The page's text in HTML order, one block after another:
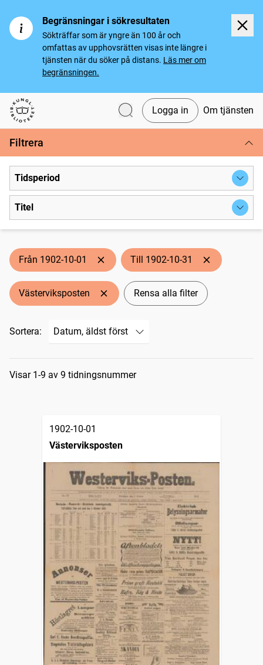
Begränsningar i sökresultaten
Sökträffar som är yngre än 100 år och
omfattas av upphovsrätten visas inte längre i
tjänsten när du söker på distans. Läs mer om
begränsningen.
Svenska tidningar
Logga in Om tjänsten
Filtrera
Tidsperiod
Titel
Från 1902-10-01 Till 1902-10-31
Västerviksposten Rensa alla filter
Sortera:
Sökresultat
Visar 1-9 av 9 tidningsnummer
1902-10-01
Västerviksposten